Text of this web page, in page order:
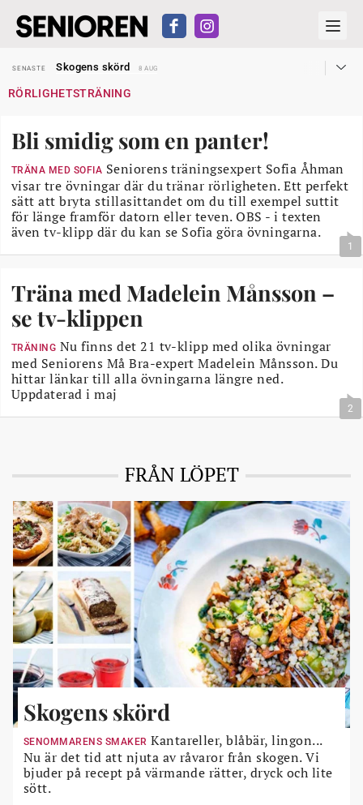
SENASTE
Skogens skörd
8 AUG
SENASTE
Reform för äldre kan bli slag i luften
SENASTE
Snart kan telefonförsäljning förbjudas i Sverige
SENASTE
Hyror rusar ifrån äldres bostadstillägg
28 JUL
SENASTE
Skogens skörd
RÖRLIGHETSTRÄNING
Bli smidig som en panter!
TRÄNA MED SOFIA Seniorens träningsexpert Sofia Åhman
visar tre övningar där du tränar rörligheten. Ett perfekt
sätt att bryta stillasittandet om du till exempel suttit
för länge framför datorn eller teven. OBS - i texten
även tv-klipp där du kan se Sofia göra övningarna.
1
Träna med Madelein Månsson –
se tv-klippen
TRÄNING Nu finns det 21 tv-klipp med olika övningar
med Seniorens Må Bra-expert Madelein Månsson. Du
hittar länkar till alla övningarna längre ned.
Uppdaterad i maj
2
FRÅN LÖPET
Skogens skörd
SENOMMARENS SMAKER Kantareller, blåbär, lingon...
Nu är det tid att njuta av råvaror från skogen. Vi
bjuder på recept på värmande rätter, dryck och lite
sött.